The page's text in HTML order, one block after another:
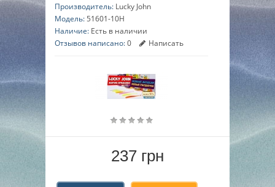
Производитель: Lucky John
Модель: 51601-10H
Наличие: Есть в наличии
Отзывов написано:0 Написать
237 грн